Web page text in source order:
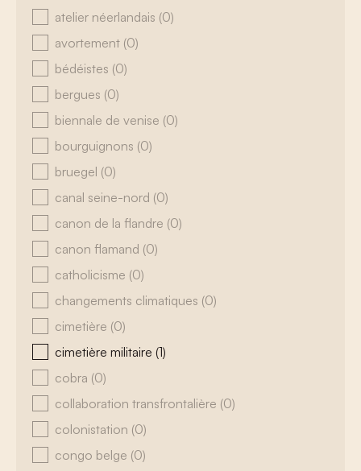
atelier néerlandais (0)
avortement (0)
bédéistes (0)
bergues (0)
biennale de venise (0)
bourguignons (0)
bruegel (0)
canal seine-nord (0)
canon de la flandre (0)
canon flamand (0)
catholicisme (0)
changements climatiques (0)
cimetière (0)
cimetière militaire (1)
cobra (0)
collaboration transfrontalière (0)
colonistation (0)
congo belge (0)